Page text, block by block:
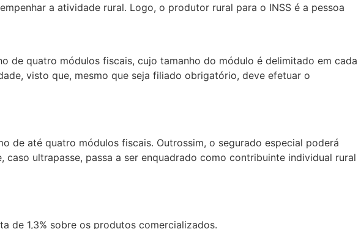
a atividade rural. Logo, o produtor rural para o INSS é a pessoa
de quatro módulos fiscais, cujo tamanho do módulo é delimitado em cada
visto que, mesmo que seja filiado obrigatório, deve efetuar o
de até quatro módulos fiscais. Outrossim, o segurado especial poderá
ultrapasse, passa a ser enquadrado como contribuinte individual rural
de 1,3% sobre os produtos comercializados.